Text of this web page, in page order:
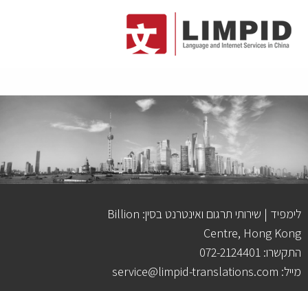
לימפיד | שירותי תרגום ואינטרנט בסין: Billion
Centre, Hong Kong
התקשרו: 072-2124401
מייל: service@limpid-translations.com